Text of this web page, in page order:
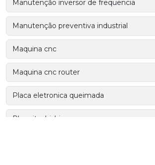
Manutenção inversor de frequencia
Manutenção preventiva industrial
Maquina cnc
Maquina cnc router
Placa eletronica queimada
Plc mitsubishi